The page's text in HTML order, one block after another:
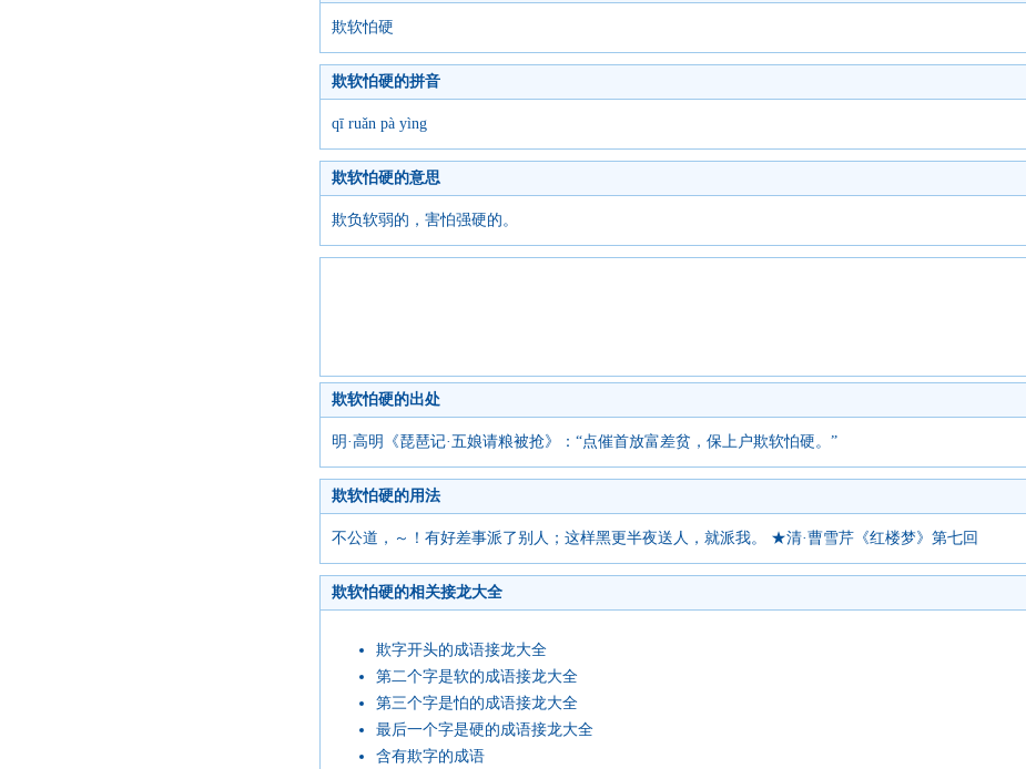
欺软怕硬
欺软怕硬的拼音
qī ruǎn pà yìng
欺软怕硬的意思
欺负软弱的，害怕强硬的。
欺软怕硬的出处
明·高明《琵琶记·五娘请粮被抢》：“点催首放富差贫，保上户欺软怕硬。”
欺软怕硬的用法
不公道，～！有好差事派了别人；这样黑更半夜送人，就派我。 ★清·曹雪芹《红楼梦》第七回
欺软怕硬的相关接龙大全
欺字开头的成语接龙大全
第二个字是软的成语接龙大全
第三个字是怕的成语接龙大全
最后一个字是硬的成语接龙大全
含有欺字的成语